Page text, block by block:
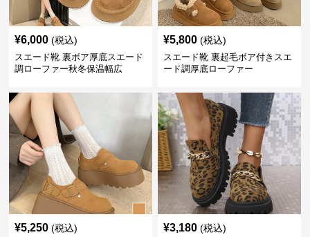
¥6,000 (税込)
スエード靴 裏ボア厚底スエード
調ローファー秋冬保温幅広
¥5,800 (税込)
スエード靴 裏起毛ボア付きスエ
ード調厚底ローファー
¥5,250 (税込) ¥3,180 (税込)